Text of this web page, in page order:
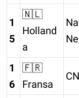
1
5
🇳🇱
Holland
a
1
6
🇫🇷
Fransa